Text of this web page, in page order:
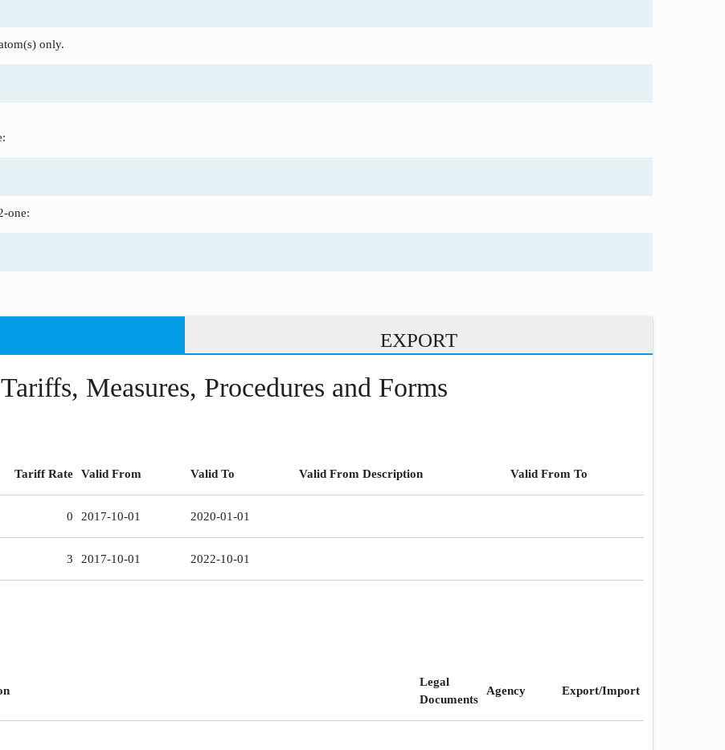
only.
one:
EXPORT
Measures, Procedures and Forms
Tariff Rate Valid From Valid To Valid From Description Valid From To
0 2017-10-01 2020-01-01
3 2017-10-01 2022-10-01
Legal
Documents
Agency Export/Import